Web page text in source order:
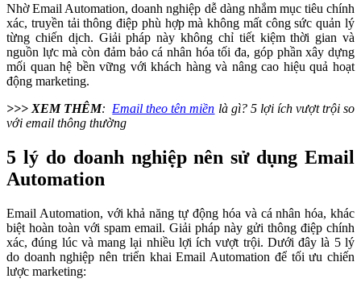
Nhờ Email Automation, doanh nghiệp dễ dàng nhắm mục tiêu chính
xác, truyền tải thông điệp phù hợp mà không mất công sức quản lý
từng chiến dịch. Giải pháp này không chỉ tiết kiệm thời gian và
nguồn lực mà còn đảm bảo cá nhân hóa tối đa, góp phần xây dựng
mối quan hệ bền vững với khách hàng và nâng cao hiệu quả hoạt
động marketing.
>>> XEM THÊM: Email theo tên miền là gì? 5 lợi ích vượt trội so
với email thông thường
5 lý do doanh nghiệp nên sử dụng Email
Automation
Email Automation, với khả năng tự động hóa và cá nhân hóa, khác
biệt hoàn toàn với spam email. Giải pháp này gửi thông điệp chính
xác, đúng lúc và mang lại nhiều lợi ích vượt trội. Dưới đây là 5 lý
do doanh nghiệp nên triển khai Email Automation để tối ưu chiến
lược marketing: